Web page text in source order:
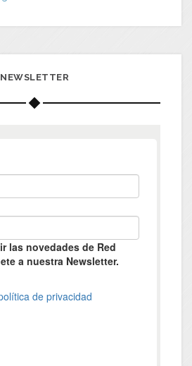
NEWSLETTER